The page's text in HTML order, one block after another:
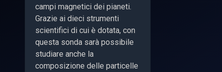
campi magnetici dei pianeti.
Grazie ai dieci strumenti
scientifici di cui è dotata, con
questa sonda sarà possibile
studiare anche la
composizione delle particelle